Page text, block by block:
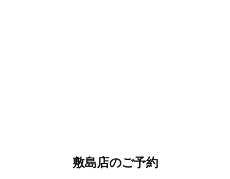
敷島店のご予約